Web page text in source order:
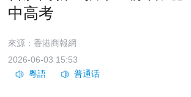
中高考
來源：香港商報網
2026-06-03 15:53